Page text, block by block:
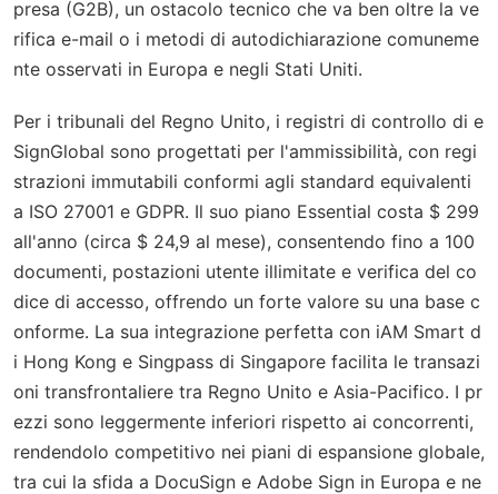
presa (G2B), un ostacolo tecnico che va ben oltre la ve
rifica e-mail o i metodi di autodichiarazione comuneme
nte osservati in Europa e negli Stati Uniti.
Per i tribunali del Regno Unito, i registri di controllo di e
SignGlobal sono progettati per l'ammissibilità, con regi
strazioni immutabili conformi agli standard equivalenti
a ISO 27001 e GDPR. Il suo piano Essential costa $ 299
all'anno (circa $ 24,9 al mese), consentendo fino a 100
documenti, postazioni utente illimitate e verifica del co
dice di accesso, offrendo un forte valore su una base c
onforme. La sua integrazione perfetta con iAM Smart d
i Hong Kong e Singpass di Singapore facilita le transazi
oni transfrontaliere tra Regno Unito e Asia-Pacifico. I pr
ezzi sono leggermente inferiori rispetto ai concorrenti,
rendendolo competitivo nei piani di espansione globale,
tra cui la sfida a DocuSign e Adobe Sign in Europa e ne